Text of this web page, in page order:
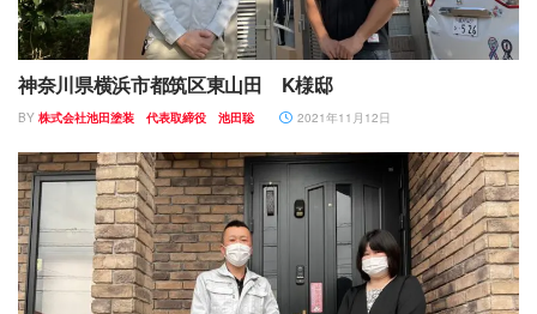
神奈川県横浜市都筑区東山田 K様邸
BY 株式会社池田塗装 代表取締役 池田聡 2021年11月12日